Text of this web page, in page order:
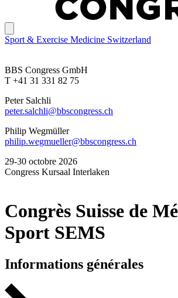
Sport & Exercise Medicine Switzerland
BBS Congress GmbH
T +41 31 331 82 75
Peter Salchli
peter.salchli@bbscongress.ch
Philip Wegmüller
philip.wegmueller@bbscongress.ch
29-30 octobre 2026
Congress Kursaal Interlaken
Congrès Suisse de
Sport SEMS
Informations générales